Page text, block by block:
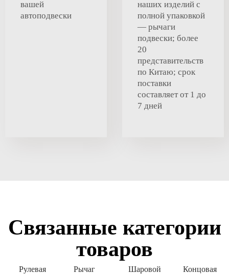
вашей
автоподвески
наших изделий с
полной упаковкой
— рычаги
подвески; более
20
представительств
по Китаю; срок
поставки
составляет от 1 до
7 дней
Связанные категории
товаров
Рулевая
Рычаг
Шаровой
Концовая